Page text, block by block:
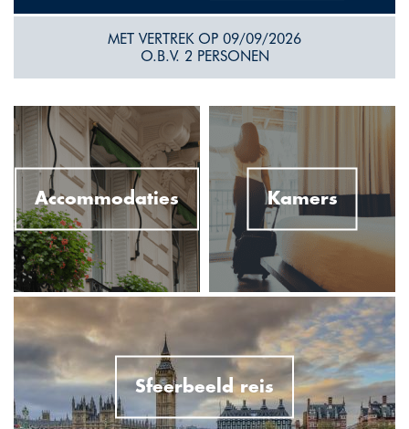
MET VERTREK OP 09/09/2026
O.B.V. 2 PERSONEN
Accommodaties Kamers
Sfeerbeeld reis